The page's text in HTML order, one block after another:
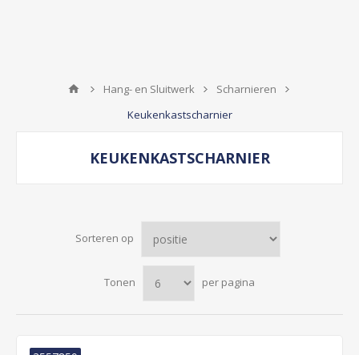
Hang- en Sluitwerk
Scharnieren
Keukenkastscharnier
KEUKENKASTSCHARNIER
Sorteren op
Tonen per pagina